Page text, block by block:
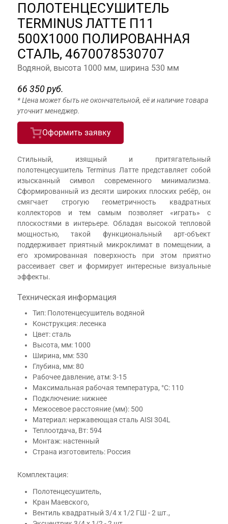
ПОЛОТЕНЦЕСУШИТЕЛЬ
TERMINUS ЛАТТЕ П11
500Х1000 ПОЛИРОВАННАЯ
СТАЛЬ, 4670078530707
Водяной, высота 1000 мм, ширина 530 мм
66 350 руб.
* Цена может быть не окончательной, её и наличие товара
уточнит менеджер.
Оформить заявку
Стильный, изящный и притягательный
полотенцесушитель Terminus Латте представляет собой
изысканный символ современного минимализма.
Сформированный из десяти широких плоских ребёр, он
смягчает строгую геометричность квадратных
коллекторов и тем самым позволяет «играть» с
плоскостями в интерьере. Обладая высокой тепловой
мощностью, такой функциональный арт-объект
поддерживает приятный микроклимат в помещении, а
его хромированная поверхность при этом приятно
рассеивает свет и формирует интересные визуальные
эффекты.
Техническая информация
Тип: Полотенцесушитель водяной
Конструкция: лесенка
Цвет: сталь
Высота, мм: 1000
Ширина, мм: 530
Глубина, мм: 80
Рабочее давление, атм: 3-15
Максимальная рабочая температура, °С: 110
Подключение: нижнее
Межосевое расстояние (мм): 500
Материал: нержавеющая сталь AISI 304L
Теплоотдача, Вт: 594
Монтаж: настенный
Страна изготовитель: Россия
Комплектация:
Полотенцесушитель,
Кран Маевского,
Вентиль квадратный 3/4 х 1/2 ГШ - 2 шт.,